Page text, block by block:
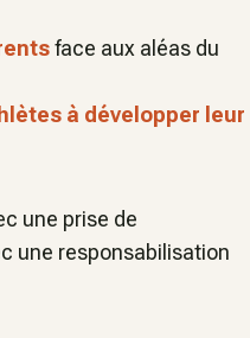
face aux aléas du
à développer leur
une prise de
une responsabilisation